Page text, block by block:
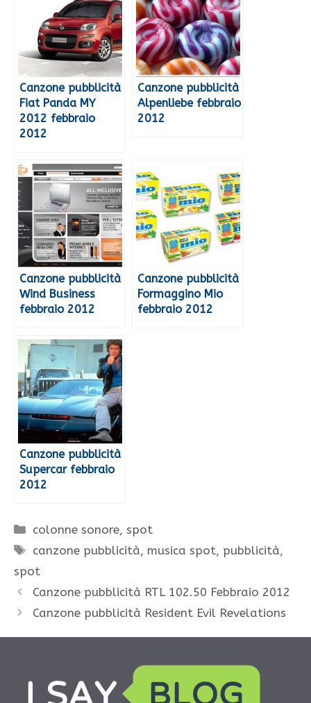
Canzone pubblicità
Fiat Panda MY
2012 febbraio
2012
Canzone pubblicità
Alpenliebe febbraio
2012
Canzone pubblicità
Wind Business
febbraio 2012
Canzone pubblicità
Formaggino Mio
febbraio 2012
Canzone pubblicità
Supercar febbraio
2012
Categorie
colonne sonore,spot
Tag
canzone pubblicità, musica spot, pubblicità,
spot
Canzone pubblicità RTL 102.50 Febbraio 2012
Canzone pubblicità Resident Evil Revelations